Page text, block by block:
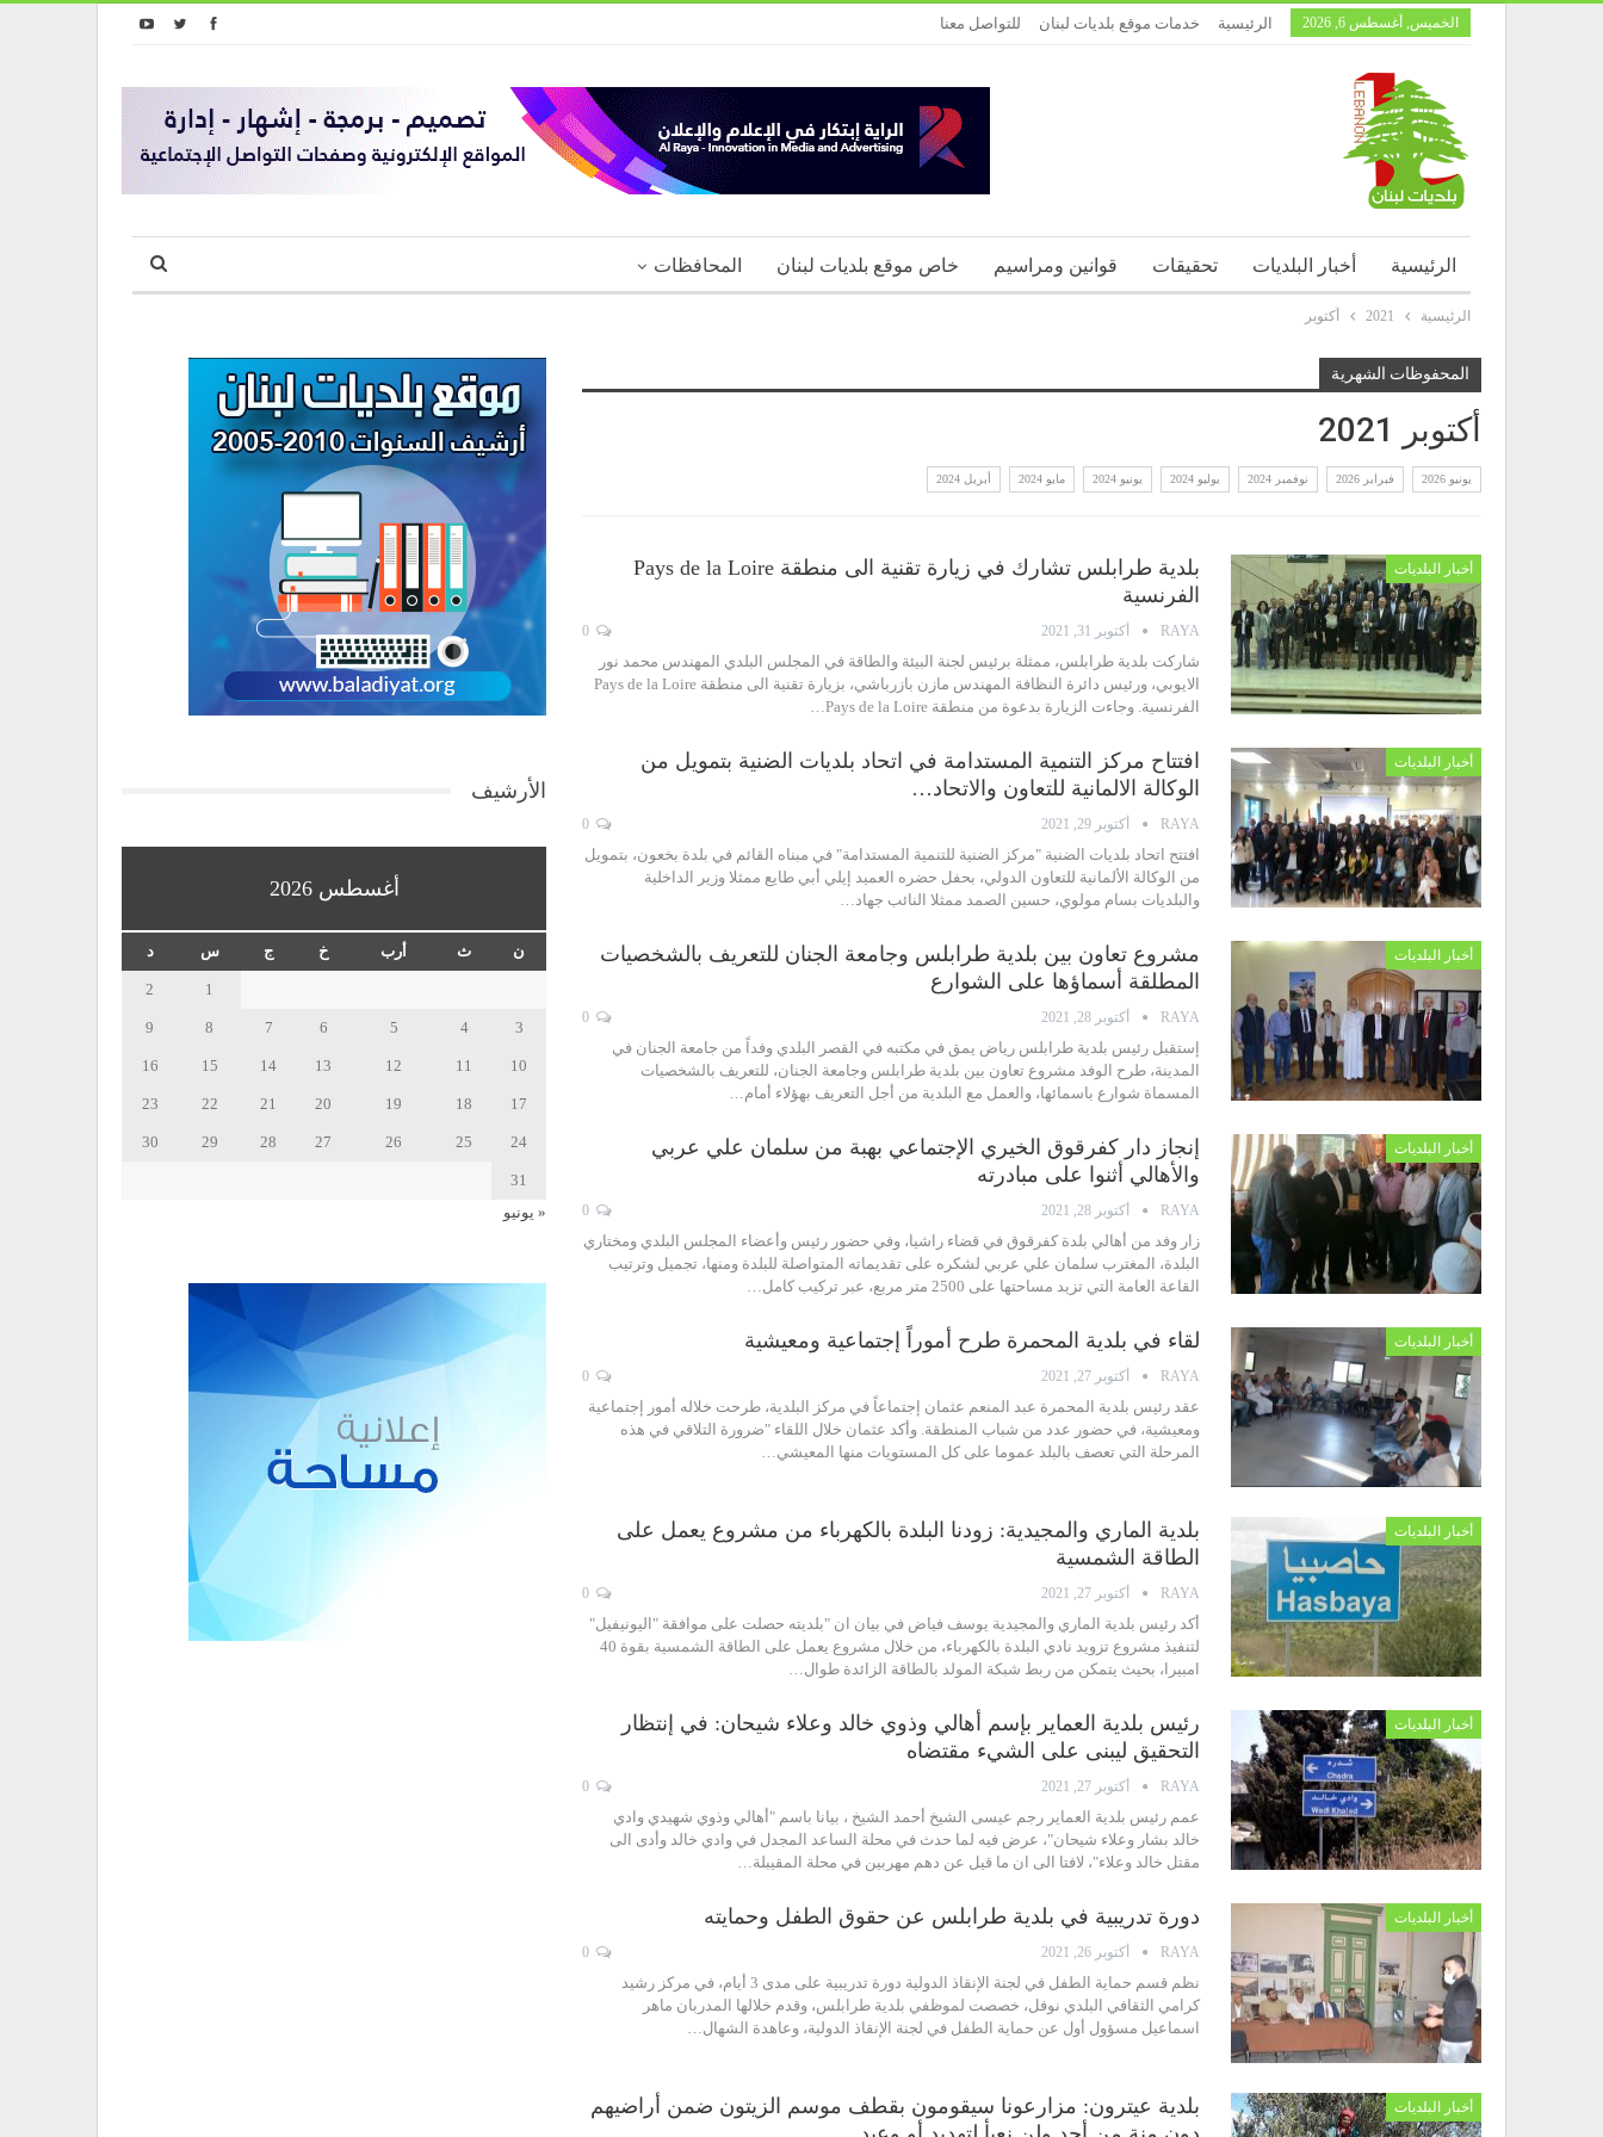
الخميس, أغسطس 6, 2026 الرئيسية خدمات موقع بلديات لبنان للتواصل معنا
الرئيسية أخبار البلديات تحقيقات قوانين ومراسيم خاص موقع بلديات لبنان المحافظات
الرئيسية 2021 أكتوبر
المحفوظات الشهرية
أكتوبر 2021
يونيو 2026 فبراير 2026 نوفمبر 2024 يوليو 2024 يونيو 2024 مايو 2024 أبريل 2024
أخبار البلديات
بلدية طرابلس تشارك في زيارة تقنية الى منطقة Pays de la Loire
الفرنسية
RAYA أكتوبر 31, 2021
شاركت بلدية طرابلس، ممثلة برئيس لجنة البيئة والطاقة في المجلس البلدي المهندس محمد نور
الايوبي، ورئيس دائرة النظافة المهندس مازن بازرباشي، بزيارة تقنية الى منطقة Pays de la Loire
الفرنسية. وجاءت الزيارة بدعوة من منطقة Pays de la Loire…
أخبار البلديات
افتتاح مركز التنمية المستدامة في اتحاد بلديات الضنية بتمويل من
الوكالة الالمانية للتعاون والاتحاد…
RAYA أكتوبر 29, 2021
افتتح اتحاد بلديات الضنية "مركز الضنية للتنمية المستدامة" في مبناه القائم في بلدة بخعون، بتمويل
من الوكالة الألمانية للتعاون الدولي، بحفل حضره العميد إيلي أبي طايع ممثلا وزير الداخلية
والبلديات بسام مولوي، حسين الصمد ممثلا النائب جهاد…
أخبار البلديات
مشروع تعاون بين بلدية طرابلس وجامعة الجنان للتعريف بالشخصيات
المطلقة أسماؤها على الشوارع
RAYA أكتوبر 28, 2021
إستقبل رئيس بلدية طرابلس رياض يمق في مكتبه في القصر البلدي وفداً من جامعة الجنان في
المدينة، طرح الوفد مشروع تعاون بين بلدية طرابلس وجامعة الجنان، للتعريف بالشخصيات
المسماة شوارع باسمائها، والعمل مع البلدية من أجل التعريف بهؤلاء أمام…
أخبار البلديات
إنجاز دار كفرقوق الخيري الإجتماعي بهبة من سلمان علي عربي
والأهالي أثنوا على مبادرته
RAYA أكتوبر 28, 2021
زار وفد من أهالي بلدة كفرقوق في قضاء راشيا، وفي حضور رئيس وأعضاء المجلس البلدي ومختاري
البلدة، المغترب سلمان علي عربي لشكره على تقديماته المتواصلة للبلدة ومنها، تجميل وترتيب
القاعة العامة التي تزيد مساحتها على 2500 متر مربع، عبر تركيب كامل…
أخبار البلديات لقاء في بلدية المحمرة طرح أموراً إجتماعية ومعيشية
RAYA أكتوبر 27, 2021
عقد رئيس بلدية المحمرة عبد المنعم عثمان إجتماعاً في مركز البلدية، طرحت خلاله أمور إجتماعية
ومعيشية، في حضور عدد من شباب المنطقة. وأكد عثمان خلال اللقاء "ضرورة التلاقي في هذه
المرحلة التي تعصف بالبلد عموما على كل المستويات منها المعيشي…
أخبار البلديات
بلدية الماري والمجيدية: زودنا البلدة بالكهرباء من مشروع يعمل على
الطاقة الشمسية
RAYA أكتوبر 27, 2021
أكد رئيس بلدية الماري والمجيدية يوسف فياض في بيان ان "بلديته حصلت على موافقة "اليونيفيل"
لتنفيذ مشروع تزويد نادي البلدة بالكهرباء، من خلال مشروع يعمل على الطاقة الشمسية بقوة 40
امبيرا، بحيث يتمكن من ربط شبكة المولد بالطاقة الزائدة طوال…
أخبار البلديات
رئيس بلدية العماير بإسم أهالي وذوي خالد وعلاء شيحان: في إنتظار
التحقيق ليبنى على الشيء مقتضاه
RAYA أكتوبر 27, 2021
عمم رئيس بلدية العماير رجم عيسى الشيخ أحمد الشيخ ، بيانا باسم "أهالي وذوي شهيدي وادي
خالد بشار وعلاء شيحان"، عرض فيه لما حدث في محلة الساعد المجدل في وادي خالد وأدى الى
مقتل خالد وعلاء"، لافتا الى ان ما قيل عن دهم مهربين في محلة المقيبلة…
أخبار البلديات دورة تدريبية في بلدية طرابلس عن حقوق الطفل وحمايته
RAYA أكتوبر 26, 2021
نظم قسم حماية الطفل في لجنة الإنقاذ الدولية دورة تدريبية على مدى 3 أيام، في مركز رشيد
كرامي الثقافي البلدي نوفل، خصصت لموظفي بلدية طرابلس، وقدم خلالها المدربان ماهر
اسماعيل مسؤول أول عن حماية الطفل في لجنة الإنقاذ الدولية، وعاهدة الشهال…
أخبار البلديات
بلدية عيترون: مزارعونا سيقومون بقطف موسم الزيتون ضمن أراضيهم
الأرشيف
أغسطس 2026
ن ث أرب خ ج س د
1
2
3
4
5
6
7
8
9
10
11
12
13
14
15
16
17
18
19
20
21
22
23
24
25
26
27
28
29
30
31
« يونيو